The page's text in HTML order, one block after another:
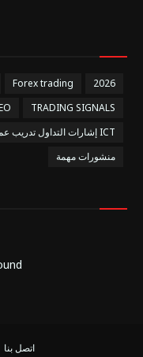
2026
Forex trading
TRADING SIGNALS
إشارات التداول تدريب عملي يومي بالـ ICT
منشورات مهمة
اتصل بنا